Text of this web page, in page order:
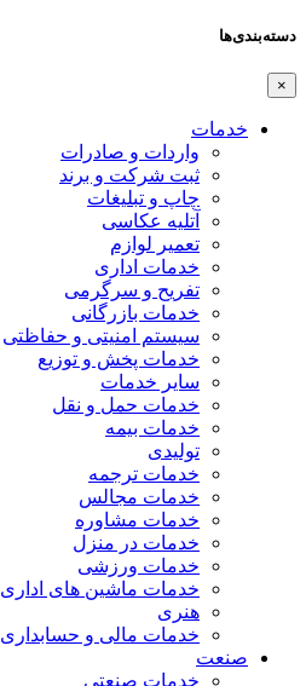
دسته‌بندی‌ها
×
خدمات
واردات و صادرات
ثبت شرکت و برند
چاپ و تبلیغات
آتلیه عکاسی
تعمیر لوازم
خدمات اداری
تفریح و سرگرمی
خدمات بازرگانی
سیستم امنیتی و حفاظتی
خدمات پخش و توزیع
سایر خدمات
خدمات حمل و نقل
خدمات بیمه
تولیدی
خدمات ترجمه
خدمات مجالس
خدمات مشاوره
خدمات در منزل
خدمات ورزشی
خدمات ماشین های اداری
هنری
خدمات مالی و حسابداری
صنعت
خدمات صنعتی